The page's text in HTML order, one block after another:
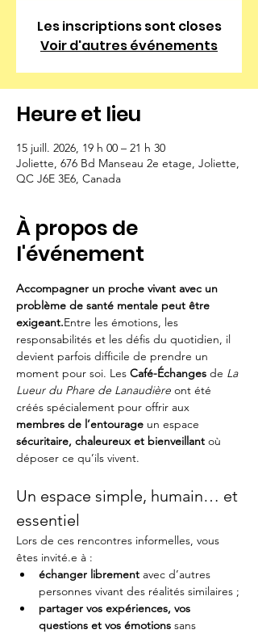
Les inscriptions sont closes
Voir d'autres événements
Heure et lieu
15 juill. 2026, 19 h 00 – 21 h 30
Joliette, 676 Bd Manseau 2e etage, Joliette,
QC J6E 3E6, Canada
À propos de
l'événement
Accompagner un proche vivant avec un
problème de santé mentale peut être
exigeant.Entre les émotions, les
responsabilités et les défis du quotidien, il
devient parfois difficile de prendre un
moment pour soi. Les Café-Échanges de La
Lueur du Phare de Lanaudière ont été
créés spécialement pour offrir aux
membres de l’entourage un espace
sécuritaire, chaleureux et bienveillant où
déposer ce qu’ils vivent.
Un espace simple, humain… et
essentiel
Lors de ces rencontres informelles, vous
êtes invité.e à :
échanger librement avec d’autres
personnes vivant des réalités similaires ;
partager vos expériences, vos
questions et vos émotions sans